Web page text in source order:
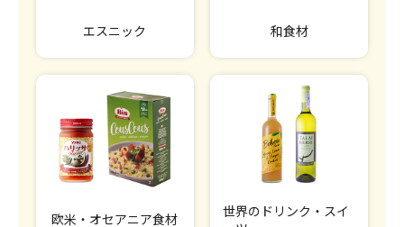
エスニック 和食材
欧米・オセアニア食材
世界のドリンク・スイ